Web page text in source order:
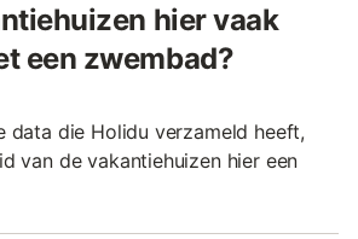
hier vaak
een zwembad?
data die Holidu verzameld heeft,
van de vakantiehuizen hier een